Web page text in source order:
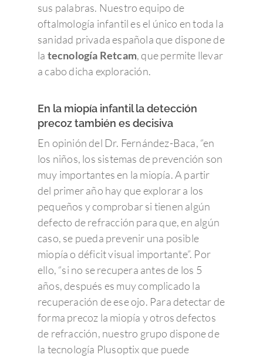
sus palabras. Nuestro equipo de
oftalmología infantil es el único en toda la
sanidad privada española que dispone de
la tecnología Retcam, que permite llevar
a cabo dicha exploración.
En la miopía infantil la detección
precoz también es decisiva
En opinión del Dr. Fernández-Baca, “en
los niños, los sistemas de prevención son
muy importantes en la miopía. A partir
del primer año hay que explorar a los
pequeños y comprobar si tienen algún
defecto de refracción para que, en algún
caso, se pueda prevenir una posible
miopía o déficit visual importante”. Por
ello, “si no se recupera antes de los 5
años, después es muy complicado la
recuperación de ese ojo. Para detectar de
forma precoz la miopía y otros defectos
de refracción, nuestro grupo dispone de
la tecnología Plusoptix que puede